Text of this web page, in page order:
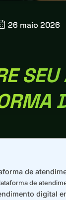
26 maio 2026
de
de
digital